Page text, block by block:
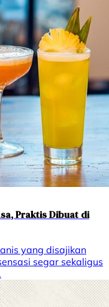
Praktis Dibuat di
yang disajikan
segar sekaligus